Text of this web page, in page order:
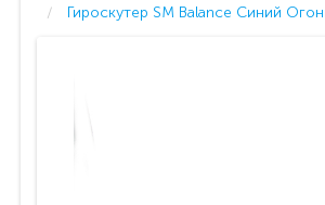
Гироскутер SM Balance Синий